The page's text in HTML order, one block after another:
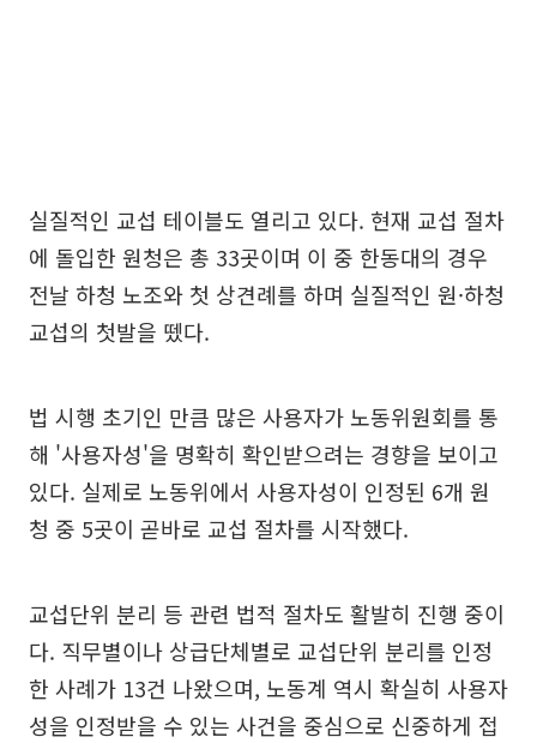
실질적인 교섭 테이블도 열리고 있다. 현재 교섭 절차
에 돌입한 원청은 총 33곳이며 이 중 한동대의 경우
전날 하청 노조와 첫 상견례를 하며 실질적인 원·하청
교섭의 첫발을 뗐다.
법 시행 초기인 만큼 많은 사용자가 노동위원회를 통
해 '사용자성'을 명확히 확인받으려는 경향을 보이고
있다. 실제로 노동위에서 사용자성이 인정된 6개 원
청 중 5곳이 곧바로 교섭 절차를 시작했다.
교섭단위 분리 등 관련 법적 절차도 활발히 진행 중이
다. 직무별이나 상급단체별로 교섭단위 분리를 인정
한 사례가 13건 나왔으며, 노동계 역시 확실히 사용자
성을 인정받을 수 있는 사건을 중심으로 신중하게 접